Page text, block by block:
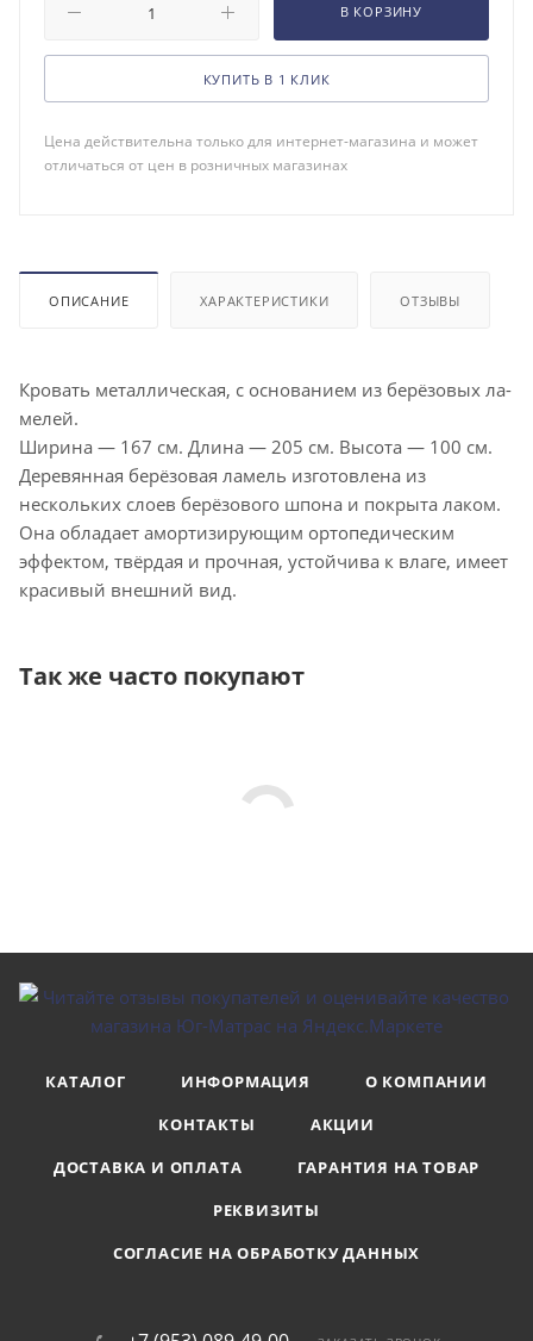
В КОРЗИНУ
КУПИТЬ В 1 КЛИК
Цена действительна только для интернет-магазина и может
отличаться от цен в розничных магазинах
ОПИСАНИЕ ХАРАКТЕРИСТИКИ ОТЗЫВЫ
Кро­вать ме­тал­ли­чес­кая, с ос­но­вани­ем из бе­рёзо­вых ла­
мелей.
Ширина — 167 см. Длина — 205 см. Высота — 100 см.
Деревянная берёзовая ламель изготовлена из
нескольких слоев берёзового шпона и покрыта лаком.
Она обладает амортизирующим ортопедическим
эффектом, твёрдая и прочная, устойчива к влаге, имеет
красивый внешний вид.
Так же часто покупают
КАТАЛОГ ИНФОРМАЦИЯ
О КОМПАНИИ
КОНТАКТЫ
АКЦИИ
ДОСТАВКА И ОПЛАТА
ГАРАНТИЯ НА ТОВАР
РЕКВИЗИТЫ
СОГЛАСИЕ НА ОБРАБОТКУ ДАННЫХ